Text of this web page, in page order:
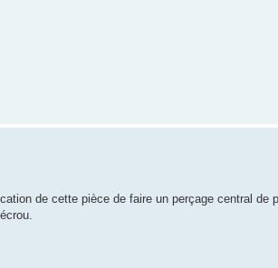
de cette pièce de faire un perçage central de